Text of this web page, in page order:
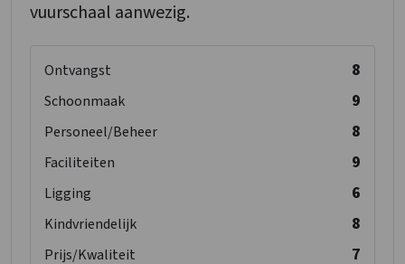
vuurschaal aanwezig.
Ontvangst 8
Schoonmaak 9
Personeel/Beheer 8
Faciliteiten 9
Ligging 6
Kindvriendelijk 8
Prijs/Kwaliteit 7